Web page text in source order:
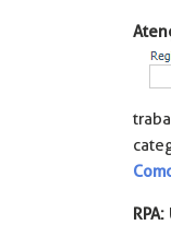
RPA: